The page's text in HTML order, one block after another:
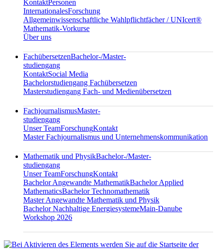
KontaktPersonen
InternationalesForschung
Allgemeinwissenschaftliche Wahlpflichtfächer / UNIcert®
Mathematik-Vorkurse
Über uns
FachübersetzenBachelor-/Master-
studiengang
KontaktSocial Media
Bachelorstudiengang Fachübersetzen
Masterstudiengang Fach- und Medienübersetzen
FachjournalismusMaster-
studiengang
Unser TeamForschungKontakt
Master Fachjournalismus und Unternehmenskommunikation
Mathematik und PhysikBachelor-/Master-
studiengang
Unser TeamForschungKontakt
Bachelor Angewandte MathematikBachelor Applied
MathematicsBachelor Technomathematik
Master Angewandte Mathematik und Physik
Bachelor Nachhaltige EnergiesystemeMain-Danube
Workshop 2026